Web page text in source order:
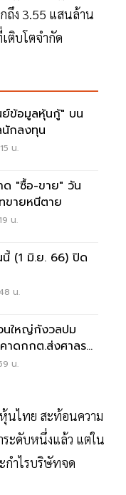
ถึง 3.55 แสนล้าน
ติบโตจำกัด
ย์ข้อมูลหุ้นกู้" บน
นักลงทุน
น.
ด "ซื้อ-ขาย" วัน
ขายหนีตาย
น.
(1 มิ.ย. 66) ปิด
น.
นใหญ่กังวลปม
าดกกต.ส่งศาลร
น.
นไทย สะท้อนความ
ระดับหนึ่งแล้ว แต่ใน
กำไรบริษัทจด